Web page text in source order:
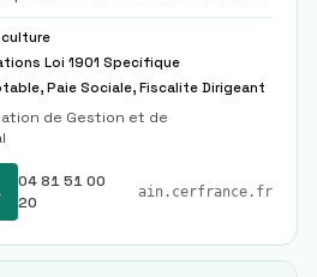
de l'Ain, de la Côtière et du sud
Loi 1901 Specifique
Paie Sociale, Fiscalite Dirigeant
de Gestion et de
04 81 51 00
20
ain.cerfrance.fr